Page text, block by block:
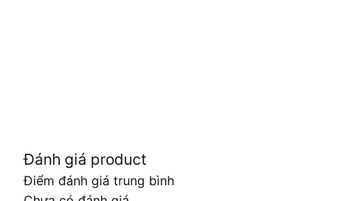
Đánh giá product
Điểm đánh giá trung bình